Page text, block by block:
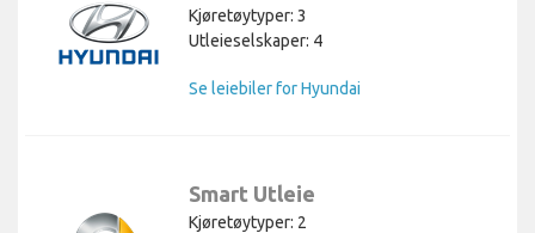
Kjøretøytyper: 3
Utleieselskaper: 4
Se leiebiler for Hyundai
Smart Utleie
Kjøretøytyper: 2